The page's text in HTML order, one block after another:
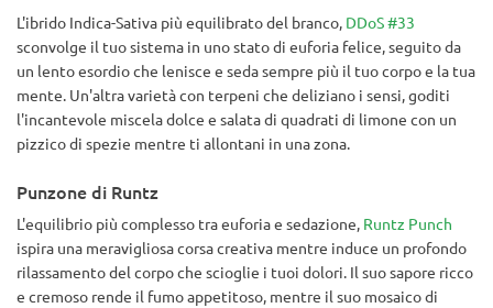
L'ibrido Indica-Sativa più equilibrato del branco, DDoS #33
sconvolge il tuo sistema in uno stato di euforia felice, seguito da
un lento esordio che lenisce e seda sempre più il tuo corpo e la tua
mente. Un'altra varietà con terpeni che deliziano i sensi, goditi
l'incantevole miscela dolce e salata di quadrati di limone con un
pizzico di spezie mentre ti allontani in una zona.
Punzone di Runtz
L'equilibrio più complesso tra euforia e sedazione, Runtz Punch
ispira una meravigliosa corsa creativa mentre induce un profondo
rilassamento del corpo che scioglie i tuoi dolori. Il suo sapore ricco
e cremoso rende il fumo appetitoso, mentre il suo mosaico di